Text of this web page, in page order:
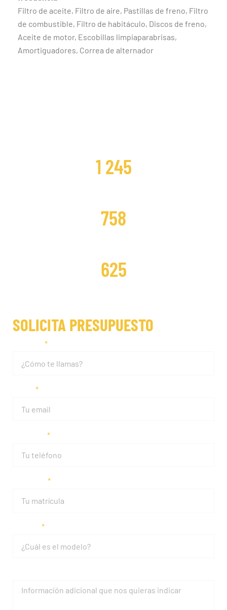
Filtro de aceite, Filtro de aire, Pastillas de freno, Filtro
de combustible, Filtro de habitáculo, Discos de freno,
Aceite de motor, Escobillas limpiaparabrisas,
Amortiguadores, Correa de alternador
SOLICITA PRESUPUESTO
1 245
758
625